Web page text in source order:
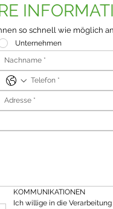
so schnell wie möglich
Unternehmen
KOMMUNIKATIONEN
Ich willige in die